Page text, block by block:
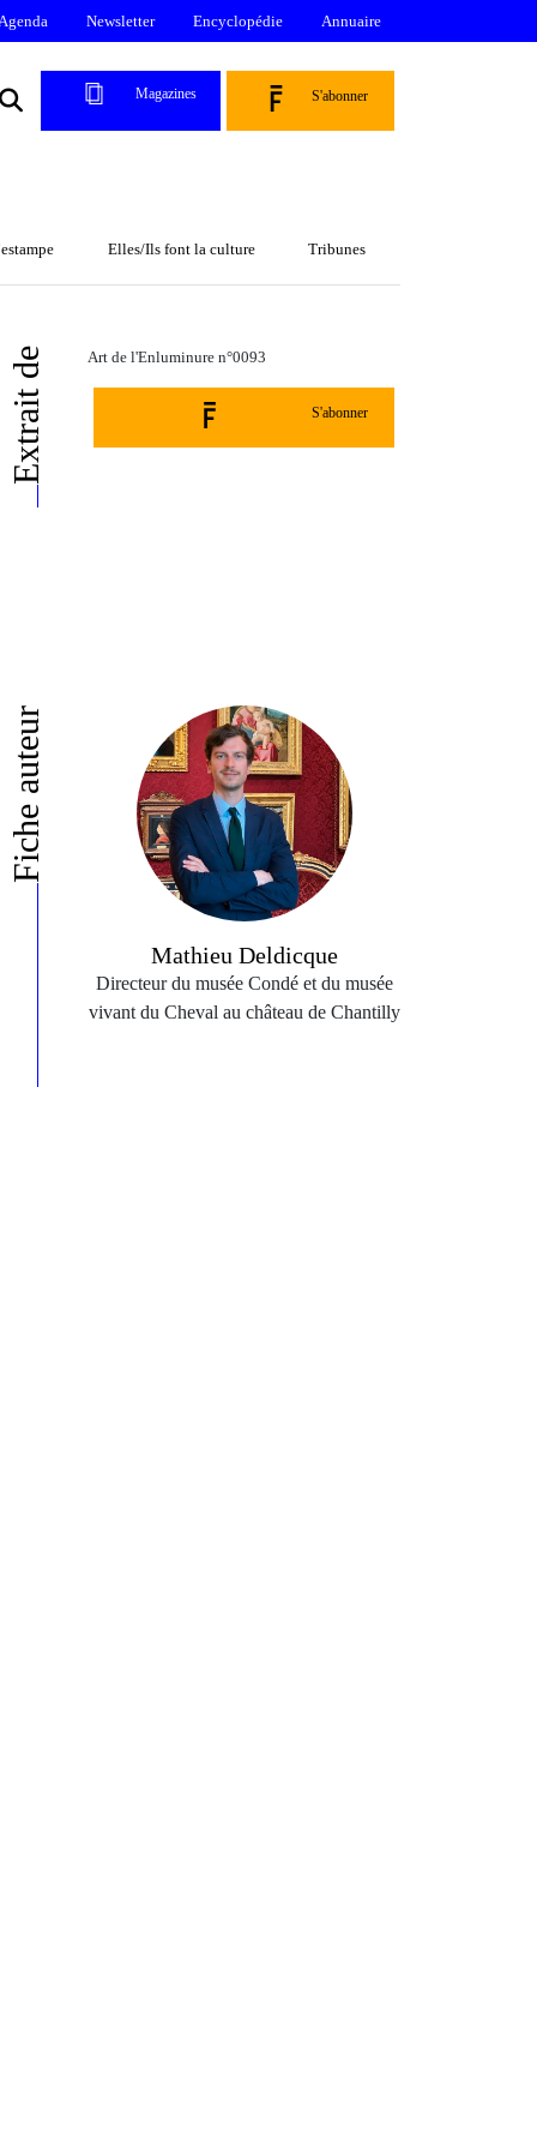
Newsletter Encyclopédie Annuaire
Magazines S'abonner
Elles/Ils font la culture Tribunes
Extrait de Art de l'Enluminure n°0093
S'abonner
Fiche auteur
Mathieu Deldicque
Directeur du musée Condé et du musée
vivant du Cheval au château de Chantilly